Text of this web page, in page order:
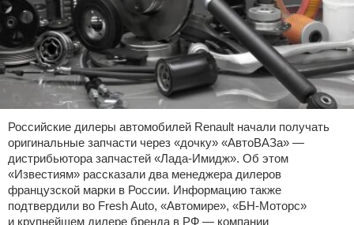
Российские дилеры автомобилей Renault начали получать
оригинальные запчасти через «дочку» «АвтоВАЗа» —
дистрибьютора запчастей «Лада-Имидж». Об этом
«Известиям» рассказали два менеджера дилеров
французской марки в России. Информацию также
подтвердили во Fresh Auto, «Автомире», «БН-Моторс»
и крупнейшем дилере бренда в РФ — компании